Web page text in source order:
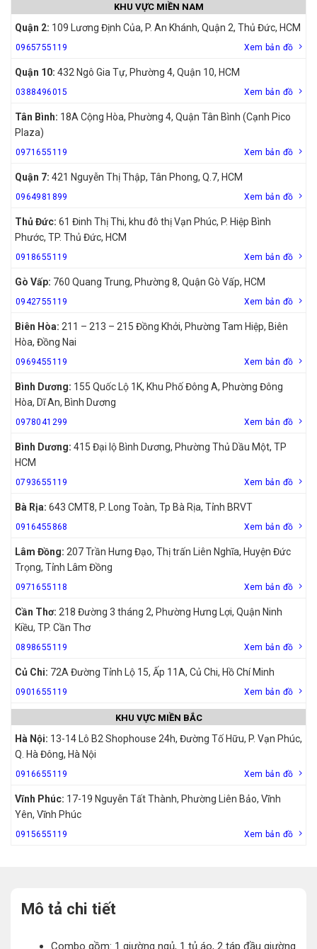
KHU VỰC MIỀN NAM
Quận 2: 109 Lương Định Của, P. An Khánh, Quận 2, Thủ Đức, HCM
0965755119 Xem bản đồ
Quận 10: 432 Ngô Gia Tự, Phường 4, Quận 10, HCM
0388496015 Xem bản đồ
Tân Bình: 18A Cộng Hòa, Phường 4, Quận Tân Bình (Cạnh Pico
Plaza)
0971655119 Xem bản đồ
Quận 7: 421 Nguyễn Thị Thập, Tân Phong, Q.7, HCM
0964981899 Xem bản đồ
Thủ Đức: 61 Đinh Thị Thi, khu đô thị Vạn Phúc, P. Hiệp Bình
Phước, TP. Thủ Đức, HCM
0918655119 Xem bản đồ
Gò Vấp: 760 Quang Trung, Phường 8, Quận Gò Vấp, HCM
0942755119 Xem bản đồ
Biên Hòa: 211 – 213 – 215 Đồng Khởi, Phường Tam Hiệp, Biên
Hòa, Đồng Nai
0969455119 Xem bản đồ
Bình Dương: 155 Quốc Lộ 1K, Khu Phố Đông A, Phường Đông
Hòa, Dĩ An, Bình Dương
0978041299 Xem bản đồ
Bình Dương: 415 Đại lộ Bình Dương, Phường Thủ Dầu Một, TP
HCM
0793655119 Xem bản đồ
Bà Rịa: 643 CMT8, P. Long Toàn, Tp Bà Rịa, Tỉnh BRVT
0916455868 Xem bản đồ
Lâm Đồng: 207 Trần Hưng Đạo, Thị trấn Liên Nghĩa, Huyện Đức
Trọng, Tỉnh Lâm Đồng
0971655118 Xem bản đồ
Cần Thơ: 218 Đường 3 tháng 2, Phường Hưng Lợi, Quận Ninh
Kiều, TP. Cần Thơ
0898655119 Xem bản đồ
Củ Chi: 72A Đường Tỉnh Lộ 15, Ấp 11A, Củ Chi, Hồ Chí Minh
0901655119 Xem bản đồ
KHU VỰC MIỀN BẮC
Hà Nội: 13-14 Lô B2 Shophouse 24h, Đường Tố Hữu, P. Vạn Phúc,
Q. Hà Đông, Hà Nội
0916655119 Xem bản đồ
Vĩnh Phúc: 17-19 Nguyễn Tất Thành, Phường Liên Bảo, Vĩnh
Yên, Vĩnh Phúc
0915655119 Xem bản đồ
Mô tả chi tiết
Combo gồm: 1 giường ngủ, 1 tủ áo, 2 táp đầu giường